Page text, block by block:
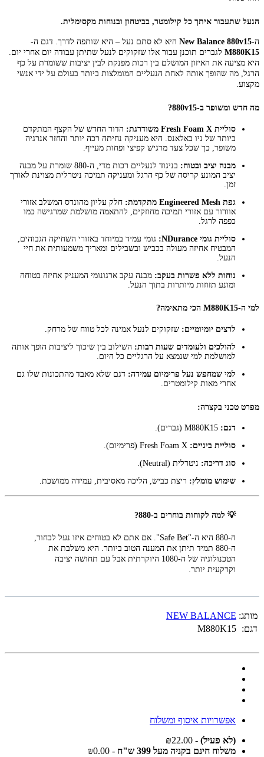
הנעל שתעבור איתך כל קילומטר, בביטחון ובנוחות מקסימלית.
ה-New Balance 880v15 היא לא סתם נעל – היא שותפה לדרך. דגם ה-
M880K15 לגברים תוכנן עבור אלו שזקוקים לנעל שתיתן עבודה יום אחרי יום.
היא מציעה את האיזון המושלם בין רכות מפנקת לבין יציבות ששומרת על כף
הרגל, מה שהופך אותה לאחת הנעליים המומלצות ביותר בעולם על ידי אנשי
מקצוע.
מה חדש ומשופר ב-880v15?
סוליית Fresh Foam X משודרגת:
הדור החדש של הקצף המתקדם
ביותר של ניו באלאנס. היא מעניקה נחיתה רכה יותר והחזר אנרגיה
משופר, כך שכל צעד מרגיש קפיצי ופחות מעייף.
מבנה יציב ובטוח:
בניגוד לנעליים רכות מדי, ה-880 שומרת על מבנה
יציב המונע קריסה של כף הרגל ומעניקה תמיכה ניטרלית מצוינת לאורך
זמן.
גפת Engineered Mesh מתקדמת:
חלק עליון מהונדס המשלב אזורי
אוורור עם אזורי תמיכה מחוזקים, להתאמה מושלמת שמרגישה כמו
כפפה לרגל.
סוליית גומי NDurance:
גומי עמיד במיוחד באזורי השחיקה הגבוהים,
המבטיח אחיזה מעולה בכביש ובשבילים ומאריך משמעותית את חיי
הנעל.
נוחות ללא פשרות בעקב: מבנה עקב ארגונומי המעניק אחיזה בטוחה
ומונע תזוזות מיותרות בתוך הנעל.
למי ה-M880K15 הכי מתאימה?
לרצים יומיומיים: שזקוקים לנעל אמינה לכל טווח של מרחק.
להולכים ולעומדים שעות רבות: השילוב בין שיכוך ליציבות הופך אותה
למושלמת למי שנמצא על הרגליים כל היום.
למי שמחפש נעל פרימיום עמידה: דגם שלא מאבד מהתכונות שלו גם
אחרי מאות קילומטרים.
מפרט טכני בקצרה:
דגם:
סוליית ביניים:
סוג דריכה: ניטרלית (Neutral).
שימוש מומלץ: ריצת כביש, הליכה מאסיבית, עמידה ממושכת.
💡 למה לקוחות בוחרים ב-880?
ה-880 היא ה-"Safe Bet". אם אתם לא בטוחים איזו נעל לבחור,
ה-880 תמיד תיתן את המענה הטוב ביותר. היא משלבת את
הטכנולוגיה של ה-1080 היוקרתית אבל עם תחושה יציבה
וקרקעית יותר.
מותג: NEW BALANCE
דגם: M880K15
אפשרויות איסוף ומשלוח
(לא פעיל) - ₪22.00
משלוח חינם בקניה מעל 399 ש"ח
- ₪0.00